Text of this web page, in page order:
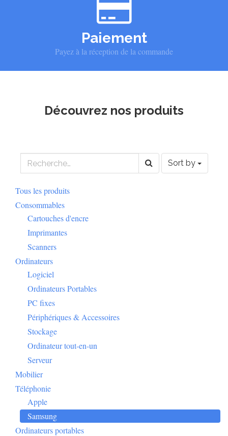
Paiement
Payez à la réception de la commande
Découvrez nos produits
Sort by
Tous les produits
Consommables
Cartouches d'encre
Imprimantes
Scanners
Ordinateurs
Logiciel
Ordinateurs Portables
PC fixes
Périphériques & Accessoires
Stockage
Ordinateur tout-en-un
Serveur
Mobilier
Téléphonie
Apple
Samsung
Ordinateurs portables